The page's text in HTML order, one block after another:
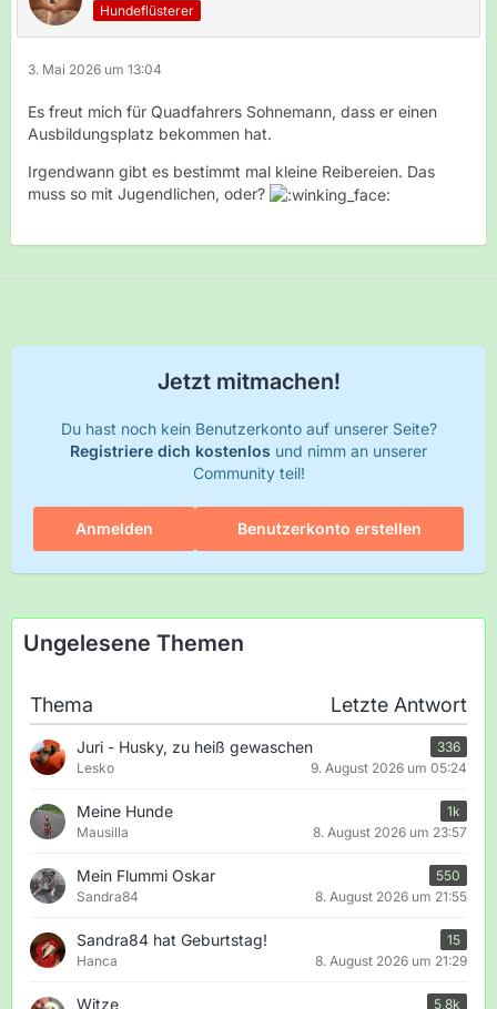
Hundeflüsterer
3. Mai 2026 um 13:04
Es freut mich für Quadfahrers Sohnemann, dass er einen
Ausbildungsplatz bekommen hat.
Irgendwann gibt es bestimmt mal kleine Reibereien. Das
muss so mit Jugendlichen, oder?
Jetzt mitmachen!
Du hast noch kein Benutzerkonto auf unserer Seite?
Registriere dich kostenlos und nimm an unserer
Community teil!
Benutzerkonto erstellen
Anmelden
Ungelesene Themen
Thema Letzte Antwort
Juri - Husky, zu heiß gewaschen
336
Lesko
9. August 2026 um 05:24
Meine Hunde
1k
Mausilla
8. August 2026 um 23:57
Mein Flummi Oskar
550
Sandra84
8. August 2026 um 21:55
Sandra84 hat Geburtstag!
15
Hanca
8. August 2026 um 21:29
Witze 5,8k